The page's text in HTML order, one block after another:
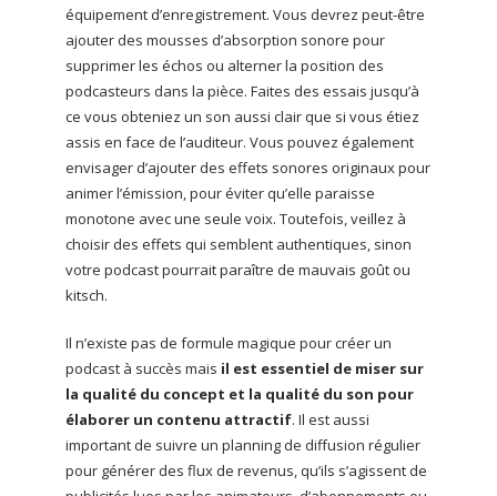
équipement d’enregistrement. Vous devrez peut-être
ajouter des mousses d’absorption sonore pour
supprimer les échos ou alterner la position des
podcasteurs dans la pièce. Faites des essais jusqu’à
ce vous obteniez un son aussi clair que si vous étiez
assis en face de l’auditeur. Vous pouvez également
envisager d’ajouter des effets sonores originaux pour
animer l’émission, pour éviter qu’elle paraisse
monotone avec une seule voix. Toutefois, veillez à
choisir des effets qui semblent authentiques, sinon
votre podcast pourrait paraître de mauvais goût ou
kitsch.
Il n’existe pas de formule magique pour créer un
podcast à succès mais il est essentiel de miser sur
la qualité du concept et la qualité du son pour
élaborer un contenu attractif. Il est aussi
important de suivre un planning de diffusion régulier
pour générer des flux de revenus, qu’ils s’agissent de